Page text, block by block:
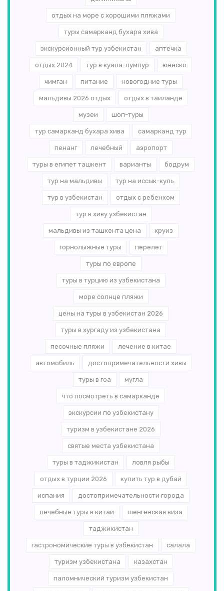
отдых на море с хорошими пляжами
туры самарканд бухара хива
экскурсионный тур узбекистан аптечка
отдых 2024 тур в куала-лумпур юнеско
чимган питание новогодние туры
мальдивы 2026 отдых отдых в таиланде
музеи шоп-туры
тур самарканд бухара хива самарканд тур
пенанг лечебный аэропорт
туры в египет ташкент варианты бодрум
тур на мальдивы тур на иссык-куль
тур в узбекистан отдых с ребенком
тур в хиву узбекистан
мальдивы из ташкента цена круиз
горнолыжные туры перелет
туры по европе
туры в турцию из узбекистана
море солнце пляжи
цены на туры в узбекистан 2026
туры в хургаду из узбекистана
песочные пляжи лечение в китае
автомобиль достопримечательности хивы
туры в гоа мугла
что посмотреть в самарканде
экскурсии по узбекистану
туризм в узбекистане 2026
святые места узбекистана
туры в таджикистан ловля рыбы
отдых в турции 2026 купить тур в дубай
испания достопримечательности города
лечебные туры в китай шенгенская виза
таджикистан
гастрономические туры в узбекистан салала
туризм узбекистана казахстан
паломнический туризм узбекистан